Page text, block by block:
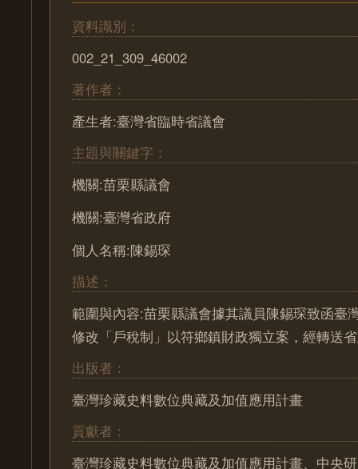
資料識別：
002_21_309_46002
著作者：
產生者:臺灣省臨時省議會
主題與關鍵字：
機關:苗栗縣議會
機關:臺灣省政府
個人名稱:陳錫琛
描述：
範圍與內容:苗栗縣議會據其議員陳錫琛致函臺
修改「戶稅制」以符鄉鎮財政獨立案，經轉送
出版者：
臺灣珍藏史料數位典藏及加值應用計畫
貢獻者：
臺灣珍藏史料數位典藏及加值應用計畫、中央